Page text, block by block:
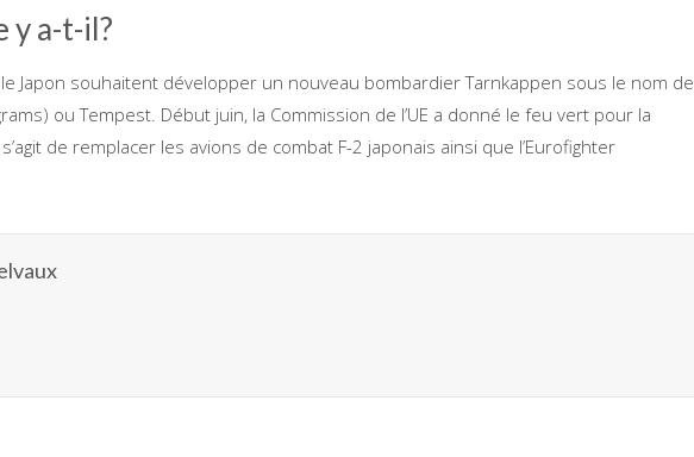
y a-t-il?
le Japon souhaitent développer un nouveau bombardier Tarnkappen sous le nom de
ou Tempest. Début juin, la Commission de l’UE a donné le feu vert pour la
de remplacer les avions de combat F-2 japonais ainsi que l’Eurofighter